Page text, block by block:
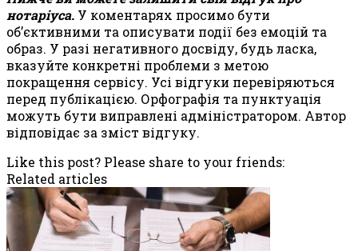
нотаріуса. У коментарях просимо бути
об’єктивними та описувати події без емоцій та
образ. У разі негативного досвіду, будь ласка,
вказуйте конкретні проблеми з метою
покращення сервісу. Усі відгуки перевіряються
перед публікацією. Орфографія та пунктуація
можуть бути виправлені адміністратором. Автор
відповідає за зміст відгуку.
Like this post? Please share to your friends:
Related articles